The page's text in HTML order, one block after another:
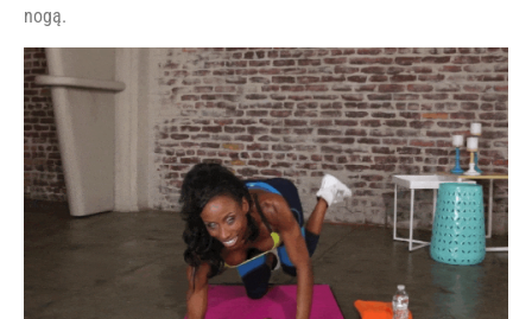
nogą.